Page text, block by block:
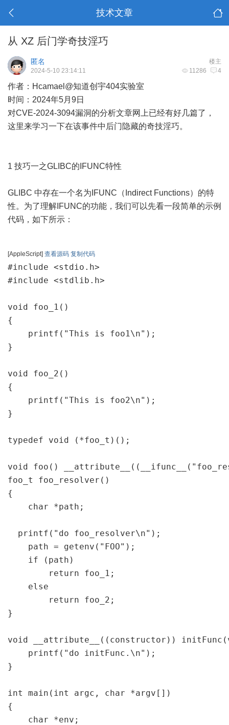
技术文章
从 XZ 后门学奇技淫巧
楼主
匿名
11286 4
2024-5-10 23:14:11
作者：Hcamael@知道创宇404实验室
时间：2024年5月9日
对CVE-2024-3094漏洞的分析文章网上已经有好几篇了，
这里来学习一下在该事件中后门隐藏的奇技淫巧。
1 技巧一之GLIBC的IFUNC特性
GLIBC 中存在一个名为IFUNC（Indirect Functions）的特
性。为了理解IFUNC的功能，我们可以先看一段简单的示例
代码，如下所示：
[AppleScript] 查看源码 复制代码
#include <stdio.h>
#include <stdlib.h>
void foo_1()
{
    printf("This is foo1\n");
}
void foo_2()
{
    printf("This is foo2\n");
}
typedef void (*foo_t)();
void foo()
foo_t foo_resolver()
{
    char *path;
  printf("do foo_resolver\n");
    path = getenv("FOO");
    if (path)
        return foo_1;
    else
        return foo_2;
}
void __attribute__((constructor))
    printf("do initFunc.\n");
}
int main(int argc, char *argv[])
{
    char *env;